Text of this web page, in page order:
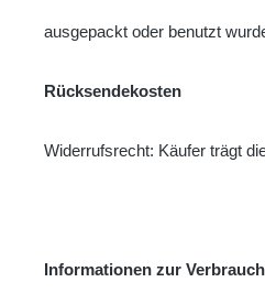
ausgepackt oder benutzt
Rücksendekosten
Widerrufsrecht: Käufer trägt
Informationen zur